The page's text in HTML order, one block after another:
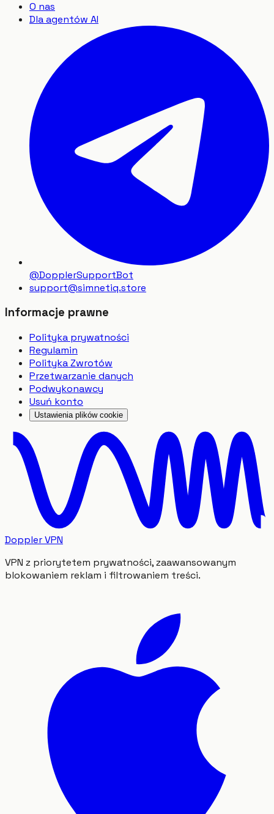
O nas
Dla agentów AI
@DopplerSupportBot
support@simnetiq.store
Informacje prawne
Polityka prywatności
Regulamin
Polityka Zwrotów
Przetwarzanie danych
Podwykonawcy
Usuń konto
Ustawienia plików cookie
Doppler VPN
VPN z priorytetem prywatności, zaawansowanym
blokowaniem reklam i filtrowaniem treści.